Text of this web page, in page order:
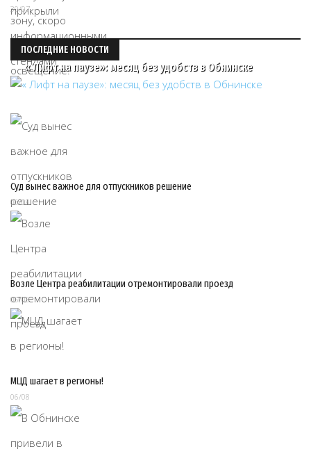
30/07
ПОСЛЕДНИЕ НОВОСТИ
« Лифт на паузе»: месяц без удобств в Обнинске
Суд вынес важное для отпускников решение
06/08
Возле Центра реабилитации отремонтировали проезд
06/08
МЦД шагает в регионы!
06/08